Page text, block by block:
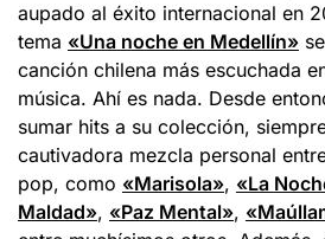
aupado al éxito internacional en
tema «Una noche en Medellín»
canción chilena más escuchada
música. Ahí es nada. Desde
sumar hits a su colección,
cautivadora mezcla personal
pop, como «Marisola», «La
Maldad», «Paz Mental»,